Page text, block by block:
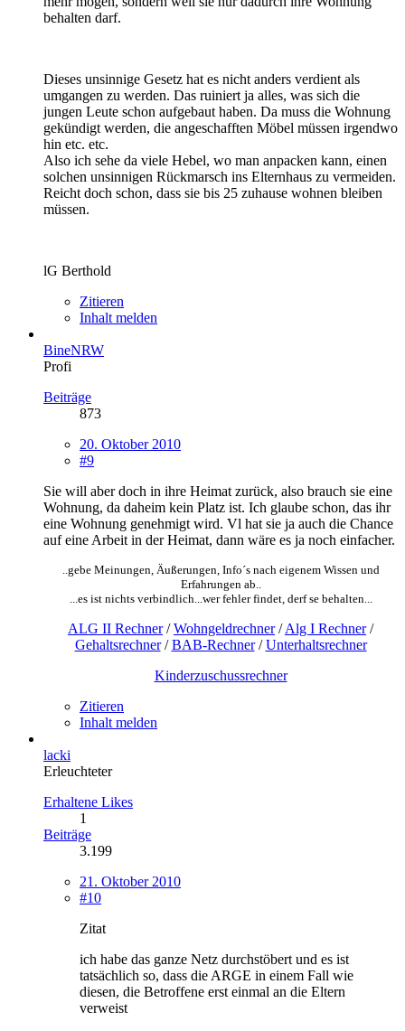
behalten darf.
Dieses unsinnige Gesetz hat es nicht anders verdient als
umgangen zu werden. Das ruiniert ja alles, was sich die
jungen Leute schon aufgebaut haben. Da muss die Wohnung
gekündigt werden, die angeschafften Möbel müssen irgendwo
hin etc. etc.
Also ich sehe da viele Hebel, wo man anpacken kann, einen
solchen unsinnigen Rückmarsch ins Elternhaus zu vermeiden.
Reicht doch schon, dass sie bis 25 zuhause wohnen bleiben
müssen.
lG Berthold
Zitieren
Inhalt melden
BineNRW
Profi
Beiträge
873
20. Oktober 2010
#9
Sie will aber doch in ihre Heimat zurück, also brauch sie eine
Wohnung, da daheim kein Platz ist. Ich glaube schon, das ihr
eine Wohnung genehmigt wird. Vl hat sie ja auch die Chance
auf eine Arbeit in der Heimat, dann wäre es ja noch einfacher.
..gebe Meinungen, Äußerungen, Info´s nach eigenem Wissen und
Erfahrungen ab..
...es ist nichts verbindlich...wer fehler findet, derf se behalten...
ALG II Rechner/Wohngeldrechner/Alg I Rechner/
Gehaltsrechner/BAB-Rechner/Unterhaltsrechner
Kinderzuschussrechner
Zitieren
Inhalt melden
lacki
Erleuchteter
Erhaltene Likes
1
Beiträge
3.199
21. Oktober 2010
#10
Zitat
ich habe das ganze Netz durchstöbert und es ist
tatsächlich so, dass die ARGE in einem Fall wie
diesen, die Betroffene erst einmal an die Eltern
verweist